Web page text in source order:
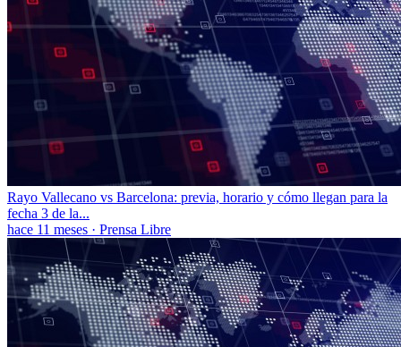
Rayo Vallecano vs Barcelona: previa, horario y cómo llegan para la
fecha 3 de la...
hace 11 meses · Prensa Libre